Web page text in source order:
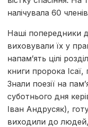
налічувала 60
Наші попередники
виховували їх у
напам’ять цілі
книги пророка Ісаї,
Знали поезії на
суботнього дня
Іван Андрусяк),
виходили до